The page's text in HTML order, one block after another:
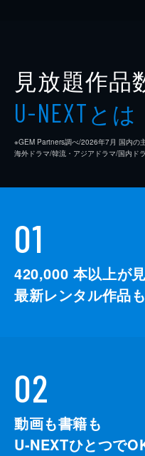
見放題作品
U-NEXTとは
※GEM Partners調べ/2026年7⽉ 国内の
海外ドラマ/韓流・アジアドラマ/国内ド
01
420,000 本以上が
最新レンタル作品も
02
動画も書籍も
U-NEXTひとつでOK